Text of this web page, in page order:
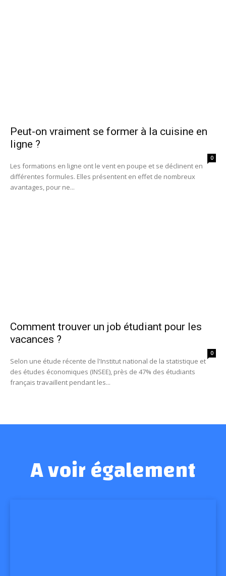
Peut-on vraiment se former à la cuisine en
ligne ?
0
Les formations en ligne ont le vent en poupe et se déclinent en
différentes formules. Elles présentent en effet de nombreux
avantages, pour ne...
Comment trouver un job étudiant pour les
vacances ?
0
Selon une étude récente de l'Institut national de la statistique et
des études économiques (INSEE), près de 47% des étudiants
français travaillent pendant les...
A voir également